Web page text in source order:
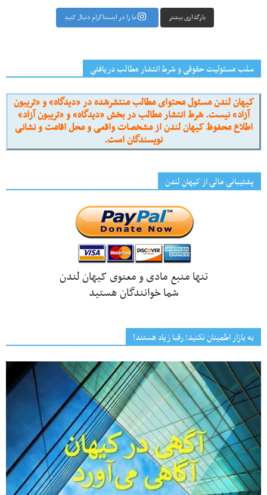
بارگذاری بیشتر ما را در اینستاگرام دنبال کنید
سلب مسئولیت حقوقی و شرط انتشار مطالب دریافتی
کیهان لندن مسئول محتوای مطالب منتشرشده در «دیدگاه» و «تریبون
آزاد» نیست. شرط انتشار مطالب در بخش «دیدگاه» و «تریبون آزاد»
اطلاع محفوظ کیهان لندن از مشخصات واقعی و محل اقامت و نشانی
نویسندگان است.
پشتیبانی مالی از کیهانِ لندن
تنها منبع مادی و معنوی کیهان لندن
شما خوانندگان هستید
به بازار اطمینان نکنید؛ رقبا زیاد هستند!